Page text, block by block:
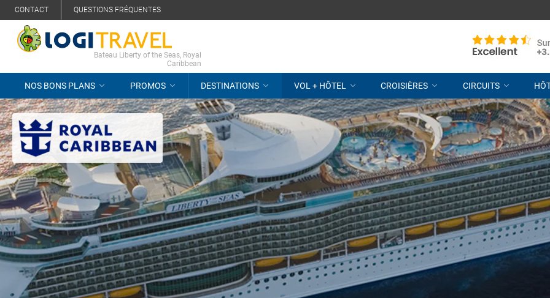
CONTACT QUESTIONS FRÉQUENTES
Bateau Liberty of the Seas, Royal
Caribbean
NOS BONS PLANS PROMOS DESTINATIONS VOL + HÔTEL CROISIÈRES CIRCUITS